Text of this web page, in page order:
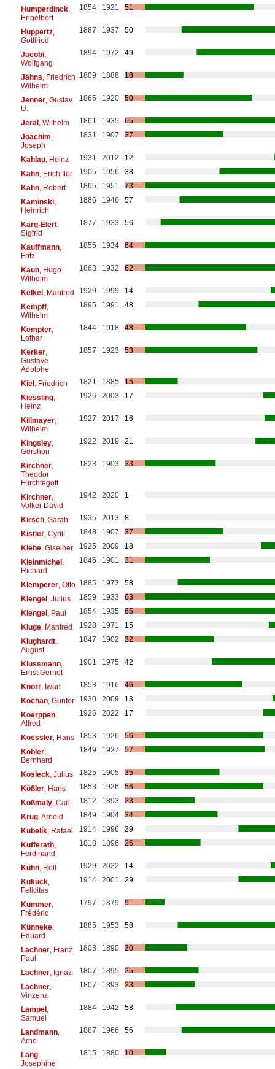
Humperdinck,
Engelbert
1854 1921 51
Huppertz,
Gottfried
1887 1937 50
Jacobi,
Wolfgang
1894 1972 49
Jähns , Friedrich
Wilhelm
1809 1888 18
Jenner, Gustav
U.
1865 1920 50
Jeral, Wilhelm 1861 1935
65
Joachim
Joseph
1831 1907 37
Kahlau, Heinz 1931 2012
12
Kahn, Erich Itor 1905 1956
38
Kahn, Robert 1865 1951
73
Kaminski,
Heinrich
1886 1946 57
Karg-Elert,
Sigfrid
1877 1933 56
Kauffmann,
Fritz
1855 1934 64
Kaun, Hugo
Wilhelm
1863 1932 62
Kelkel, Manfred 1929 1999
14
Kempff,
Wilhelm
1895 1991 48
Kempter,
Lothar
1844 1918 48
Kerker,
Gustave
Adolphe
1857 1923 53
Kiel, Friedrich 1821 1885
15
Kiessling,
Heinz
1926 2003 17
Killmayer,
Wilhelm
1927 2017 16
Kingsley,
Gershon
1922 2019 21
Kirchner,
Theodor
Fürchtegott
1823 1903 33
Kirchner,
Volker David
1942 2020 1
Kirsch, Sarah 1935 2013
8
Kistler, Cyrill 1848 1907
37
Klebe, Giselher 1925 2009
18
Kleinmichel,
Richard
1846 1901 31
Klemperer, Otto 1885 1973
58
Klengel, Julius 1859 1933
63
Klengel, Paul 1854 1935
65
Kluge, Manfred 1928 1971
15
Klughardt,
August
1847 1902 32
Klussmann,
Ernst Gernot
1901 1975 42
Knorr, Iwan 1853 1916
46
Kochan, Günter 1930 2009
13
Koerppen,
Alfred
1926 2022 17
Koessler, Hans 1853 1926
56
Köhler,
Bernhard
1849 1927 57
Kosleck, Julius 1825 1905
35
Kößler, Hans 1853 1926
56
Koßmaly, Carl 1812 1893
23
Krug, Arnold 1849 1904
34
Kubelík, Rafael 1914 1996
29
Kufferath,
Ferdinand
1818 1896 26
Kühn, Rolf 1929 2022
14
Kukuck,
Felicitas
1914 2001 29
Kummer,
Frédéric
1797 1879 9
Künneke,
Eduard
1885 1953 58
Lachner, Franz
Paul
1803 1890 20
Lachner, Ignaz 1807 1895
25
Lachner,
Vinzenz
1807 1893 23
Lampel,
Samuel
1884 1942 58
Landmann,
Arno
1887 1966 56
Lang,
Josephine
1815 1880 10